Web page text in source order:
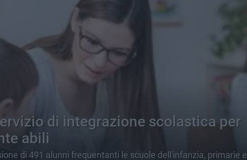
di integrazione scolastica per
abili
di 491 alunni frequentanti le scuole dell'infanzia, primarie e